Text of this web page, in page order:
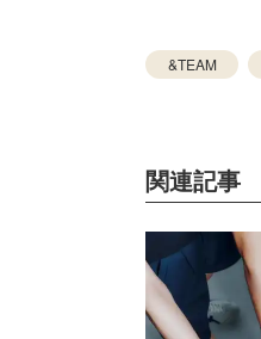
&TEAM
関連記事